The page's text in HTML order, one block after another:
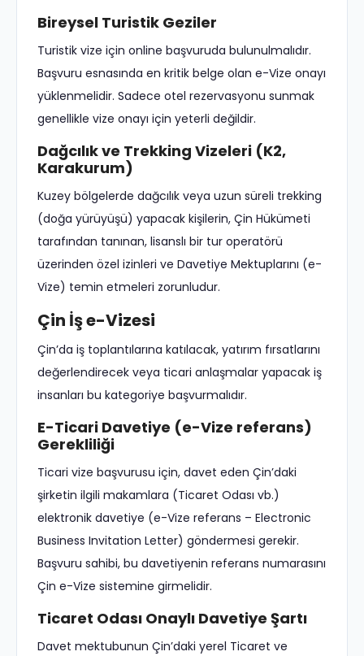
Bireysel Turistik Geziler
Turistik vize için online başvuruda bulunulmalıdır.
Başvuru esnasında en kritik belge olan e-Vize onayı
yüklenmelidir. Sadece otel rezervasyonu sunmak
genellikle vize onayı için yeterli değildir.
Dağcılık ve Trekking Vizeleri (K2,
Karakurum)
Kuzey bölgelerde dağcılık veya uzun süreli trekking
(doğa yürüyüşü) yapacak kişilerin, Çin Hükümeti
tarafından tanınan, lisanslı bir tur operatörü
üzerinden özel izinleri ve Davetiye Mektuplarını (e-
Vize) temin etmeleri zorunludur.
Çin İş e-Vizesi
Çin’da iş toplantılarına katılacak, yatırım fırsatlarını
değerlendirecek veya ticari anlaşmalar yapacak iş
insanları bu kategoriye başvurmalıdır.
E-Ticari Davetiye (e-Vize referans)
Gerekliliği
Ticari vize başvurusu için, davet eden Çin’daki
şirketin ilgili makamlara (Ticaret Odası vb.)
elektronik davetiye (e-Vize referans – Electronic
Business Invitation Letter) göndermesi gerekir.
Başvuru sahibi, bu davetiyenin referans numarasını
Çin e-Vize sistemine girmelidir.
Ticaret Odası Onaylı Davetiye Şartı
Davet mektubunun Çin’daki yerel Ticaret ve